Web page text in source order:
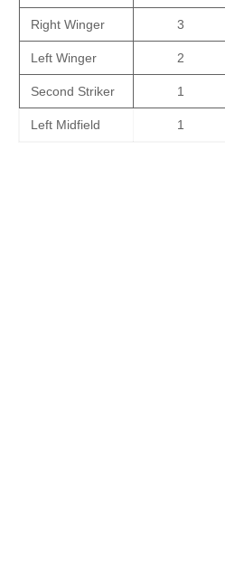
Right Winger 3
Left Winger 2
Second Striker 1
Left Midfield 1